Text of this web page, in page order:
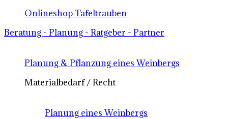
Onlineshop Tafeltrauben
Beratung - Planung - Ratgeber - Partner
Planung & Pflanzung eines Weinbergs
Materialbedarf / Recht
Planung eines Weinbergs